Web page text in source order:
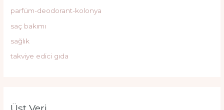
parfüm-deodorant-kolonya
saç bakımı
sağlık
takviye edici gıda